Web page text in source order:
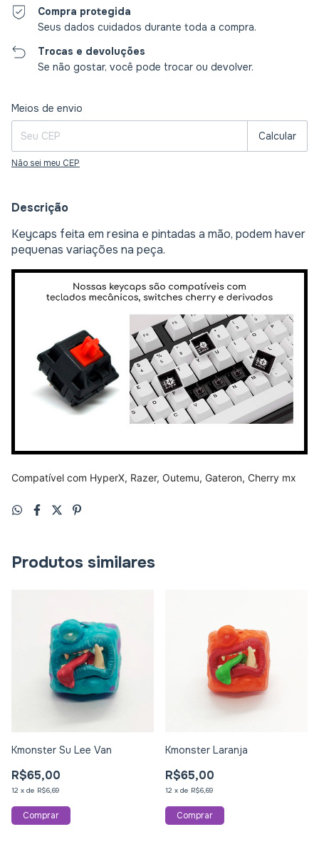
Compra protegida
Seus dados cuidados durante toda a compra.
Trocas e devoluções
Se não gostar, você pode trocar ou devolver.
Entregas para o CEP:
Meios de envio
Calcular
Não sei meu CEP
Descrição
Keycaps feita em resina e pintadas a mão, podem haver
pequenas variações na peça.
Compatível com HyperX, Razer, Outemu, Gateron, Cherry mx
Produtos similares
Kmonster Su Lee Van
R$65,00
12 x de R$6,69
Kmonster Laranja
R$65,00
12 x de R$6,69